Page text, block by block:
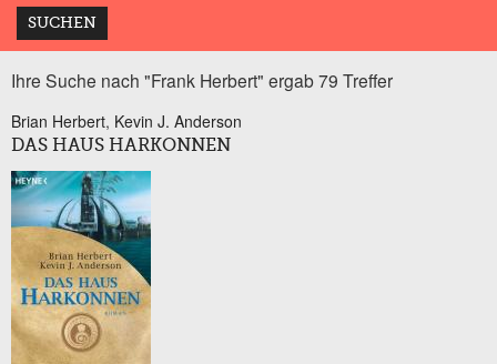
Ihre Suche nach "Frank Herbert" ergab 79 Treffer
Brian Herbert Kevin J. Anderson
DAS HAUS HARKONNEN